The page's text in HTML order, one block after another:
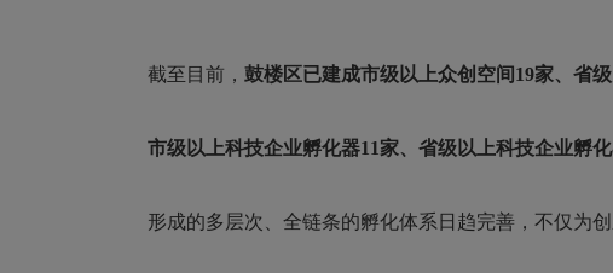
截至目前， 鼓楼区已建成市级以上众创空间19家、省
市级以上科技企业孵化器11家、省级以上科技企业孵
形成的多层次、全链条的孵化体系日趋完善，不仅为创